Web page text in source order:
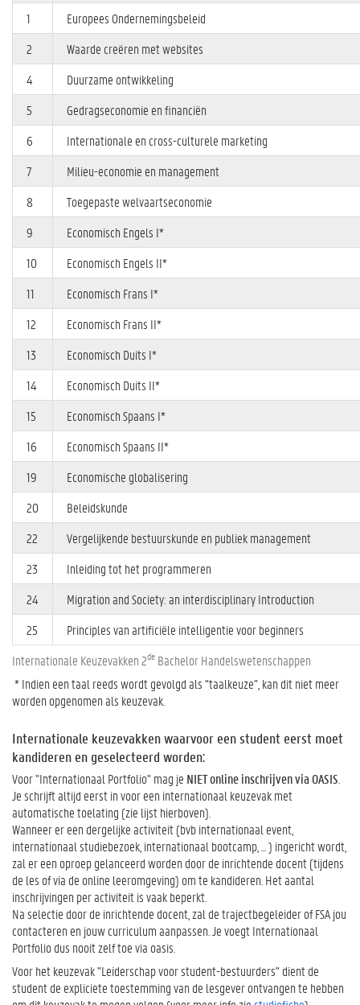
Internationale Keuzevakken 2de Bachelor Handelswetenschappen
1
Europees Ondernemingsbeleid
2
Waarde creëren met websites
4
Duurzame ontwikkeling
5
Gedragseconomie en financiën
6
Internationale en cross-culturele marketing
7
Milieu-economie en management
8
Toegepaste welvaartseconomie
9
Economisch Engels I*
10
Economisch Engels II*
11
Economisch Frans I*
12
Economisch Frans II*
13
Economisch Duits I*
14
Economisch Duits II*
15
Economisch Spaans I*
16
Economisch Spaans II*
19
Economische globalisering
20
Beleidskunde
22
Vergelijkende bestuurskunde en publiek management
23
Inleiding tot het programmeren
24
Migration and Society: an interdisciplinary Introduction
25
Principles van artificiële intelligentie voor beginners
* Indien een taal reeds wordt gevolgd als “taalkeuze”, kan dit niet meer
worden opgenomen als keuzevak.
Internationale keuzevakken waarvoor een student eerst moet
kandideren en geselecteerd worden:
Voor "Internationaal Portfolio" mag je NIET online inschrijven via OASIS
Je schrijft altijd eerst in voor een internationaal keuzevak met
automatische toelating (zie lijst hierboven).
Wanneer er een dergelijke activiteit (bvb internationaal event,
internationaal studiebezoek, internationaal bootcamp, ... ) ingericht wordt,
zal er een oproep gelanceerd worden door de inrichtende docent (tijdens
de les of via de online leeromgeving) om te kandideren. Het aantal
inschrijvingen per activiteit is vaak beperkt.
Na selectie door de inrichtende docent, zal de trajectbegeleider of FSA jou
contacteren en jouw curriculum aanpassen. Je voegt Internationaal
Portfolio dus nooit zelf toe via oasis.
Voor het keuzevak "Leiderschap voor student-bestuurders" dient de
student de expliciete toestemming van de lesgever ontvangen te hebben